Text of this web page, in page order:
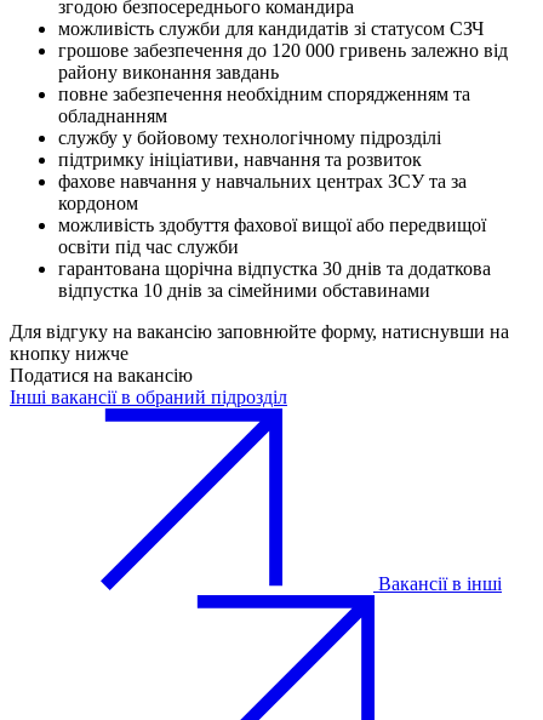
згодою безпосереднього командира
можливість служби для кандидатів зі статусом СЗЧ
грошове забезпечення до 120 000 гривень залежно від
району виконання завдань
повне забезпечення необхідним спорядженням та
обладнанням
службу у бойовому технологічному підрозділі
підтримку ініціативи, навчання та розвиток
фахове навчання у навчальних центрах ЗСУ та за
кордоном
можливість здобуття фахової вищої або передвищої
освіти під час служби
гарантована щорічна відпустка 30 днів та додаткова
відпустка 10 днів за сімейними обставинами
Для відгуку на вакансію заповнюйте форму, натиснувши на
кнопку нижче
Податися на вакансію
Інші вакансії в обраний підрозділ
Вакансії в інші